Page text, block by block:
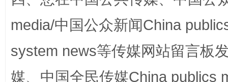
站台名比不上好声名
media/中国公众新闻China
system news等传媒网站留言板
媒、中国全民传媒China publics